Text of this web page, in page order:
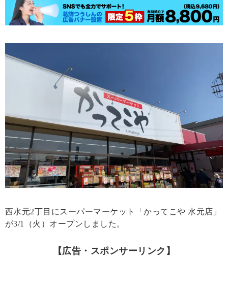
西水元2丁目にスーパーマーケット「かってこや 水元店」
が3/1（火）オープンしました。
【広告・スポンサーリンク】